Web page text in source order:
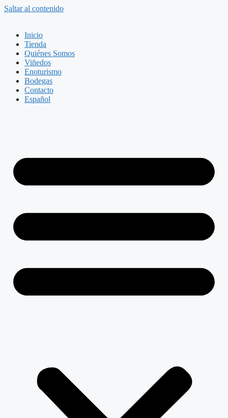
Saltar al contenido
Inicio
Tienda
Quiénes Somos
Viñedos
Enoturismo
Bodegas
Contacto
Español